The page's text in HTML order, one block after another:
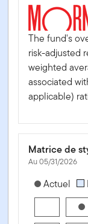
The fund's
risk-adjusted
weighted
associated
applicable)
Matrice de
Au 05/31/2026
Actuel